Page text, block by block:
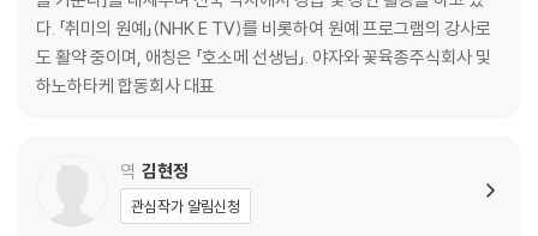
◎ 씨뿌리기_ 기초 지식 / 씨앗과 빛의 관계 / 씨뿌리기 준비 / 기본적인
씨뿌리기 방법
◎ 모종 키우기
CHAPTER 3 일상 속 식물 돌보기
다. 「취미의 원예」(NHK E TV)를 비롯하여 원예 프로그램의 강사로
도 활약 중이며, 애칭은 「호소메 선생님」. 야자와 꽃육종주식회사 및
하노하타케 합동회사 대표
역 김현정
관심작가 알림신청